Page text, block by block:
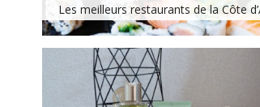
Les meilleurs restaurants de la Côte